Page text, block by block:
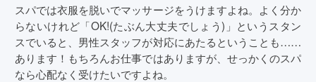
スパでは衣服を脱いでマッサージをうけますよね。よく分か
らないけれど「OK!(たぶん大丈夫でしょう)」というスタン
スでいると、男性スタッフが対応にあたるということも……
あります！もちろんお仕事ではありますが、せっかくのスパ
なら心配なく受けたいですよね。